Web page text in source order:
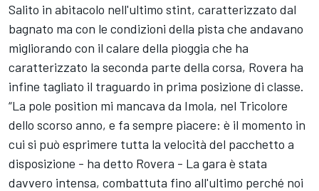
Salito in abitacolo nell'ultimo stint, caratterizzato dal
bagnato ma con le condizioni della pista che andavano
migliorando con il calare della pioggia che ha
caratterizzato la seconda parte della corsa, Rovera ha
infine tagliato il traguardo in prima posizione di classe.
“La pole position mi mancava da Imola, nel Tricolore
dello scorso anno, e fa sempre piacere: è il momento in
cui si può esprimere tutta la velocità del pacchetto a
disposizione - ha detto Rovera - La gara è stata
davvero intensa, combattuta fino all'ultimo perché noi